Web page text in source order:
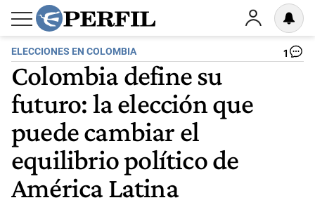
ELECCIONES EN COLOMBIA 1
Colombia define su
futuro: la elección que
puede cambiar el
equilibrio político de
América Latina